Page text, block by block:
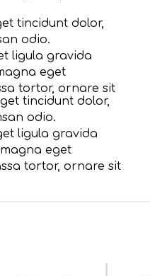
tincidunt dolor,
odio.
ligula gravida
eget
tortor, ornare sit
tincidunt dolor,
odio.
ligula gravida
eget
tortor, ornare sit